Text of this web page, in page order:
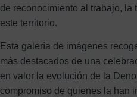
de reconocimiento al trabajo, la
este territorio.
Esta galería de imágenes
más destacados de una
en valor la evolución de la
compromiso de quienes la han